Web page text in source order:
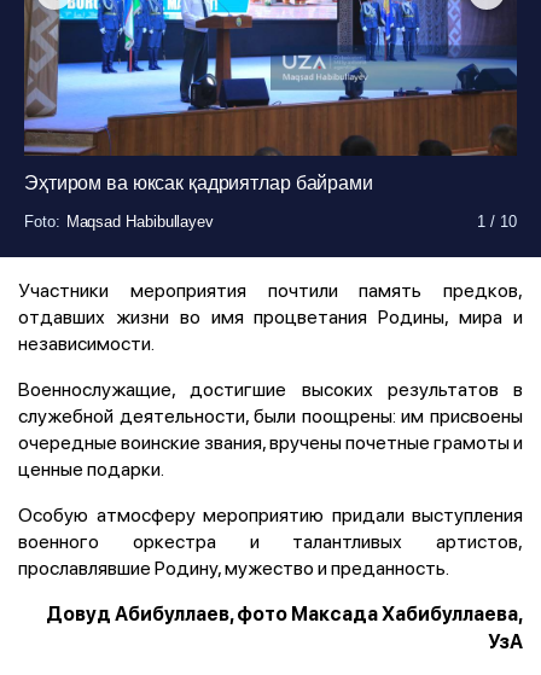
Эҳтиром ва юксак қадриятлар байрами
Foto: Maqsad Habibullayev 1 / 10
Foto: Maqsad Habibullayev 1 / 10
Foto: Maqsad Habibullayev 1 / 10
Foto: Maqsad Habibullayev 1 / 10
Foto: Maqsad Habibullayev 1 / 10
Foto: Maqsad Habibullayev 1 / 10
Foto: Maqsad Habibullayev 1 / 10
Foto: Maqsad Habibullayev 1 / 10
Foto: Maqsad Habibullayev 1 / 10
Foto: Maqsad Habibullayev 1 / 10
Участники мероприятия почтили память предков,
отдавших жизни во имя процветания Родины, мира и
независимости.
Военнослужащие, достигшие высоких результатов в
служебной деятельности, были поощрены: им присвоены
очередные воинские звания, вручены почетные грамоты и
ценные подарки.
Особую атмосферу мероприятию придали выступления
военного оркестра и талантливых артистов,
прославлявшие Родину, мужество и преданность.
Довуд Абибуллаев, фото Максада Хабибуллаева,
УзА